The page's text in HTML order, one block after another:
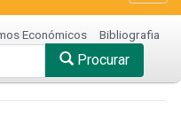
Económicos Bibliografia
Procurar